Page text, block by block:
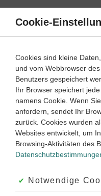
Direkt
Inhalt
Lernwege mit Erklär-
Mathematik
Geld
Cookie-
Cookies sind kleine
und vom Webbrowser
Benutzers gespeichert
Ihr Browser speichert
namens Cookie. Wenn
anfordern, sendet Ihr
zurück. Cookies wurden
Websites entwickelt, um
Browsing-Aktivitäten des
Akzeptiert:
Notwendige